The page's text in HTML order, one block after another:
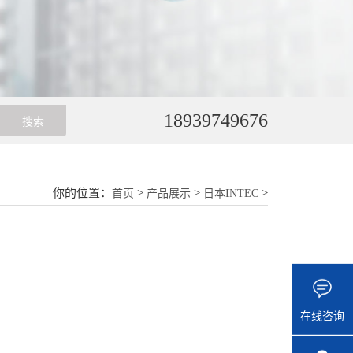
18939749676
你的位置：首页 > 产品展示 > 日本INTEC >
在线咨询